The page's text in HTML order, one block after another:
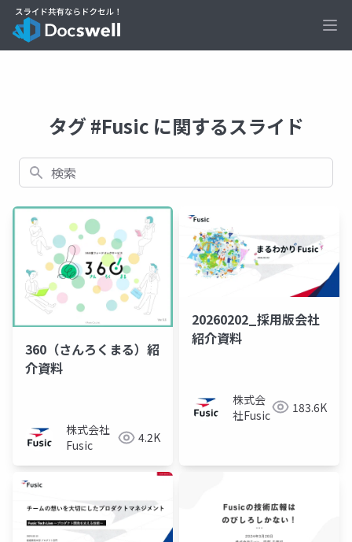
タグ #Fusic に関するスライド
検索
360（さんろくまる）紹
介資料
株式会社
Fusic
4.2K
20260202_採用版会社
紹介資料
株式会
社Fusic
183.6K